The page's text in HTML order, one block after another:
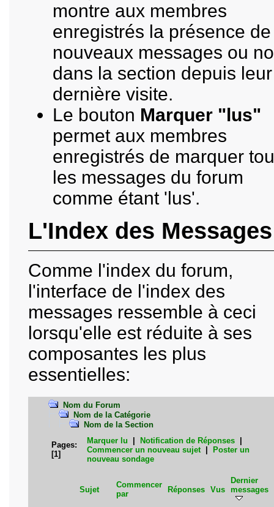
montre aux membres
enregistrés la présence de
nouveaux messages ou
dans la section depuis leur
dernière visite.
Le bouton Marquer "lus"
permet aux membres
enregistrés de marquer
les messages du forum
comme étant 'lus'.
L'Index des Messages
Comme l'index du forum,
l'interface de l'index des
messages ressemble à ceci
lorsqu'elle est réduite à ses
composantes les plus
essentielles:
Nom du Forum
Nom de la Catégorie
Nom de la Section
Pages:
[1]
Marquer lu Notification de Réponses|
Commencer un nouveau sujet|
Poster un
nouveau sondage
Sujet
Commencer
par
Réponses Vus
Dernier
messages